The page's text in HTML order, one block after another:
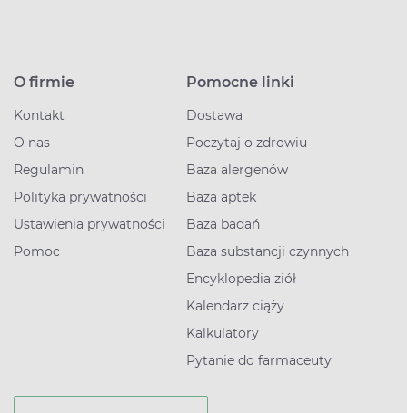
O firmie
Kontakt
O nas
Regulamin
Polityka prywatności
Ustawienia prywatności
Pomoc
Pomocne linki
Dostawa
Poczytaj o zdrowiu
Baza alergenów
Baza aptek
Baza badań
Baza substancji czynnych
Encyklopedia ziół
Kalendarz ciąży
Kalkulatory
Pytanie do farmaceuty